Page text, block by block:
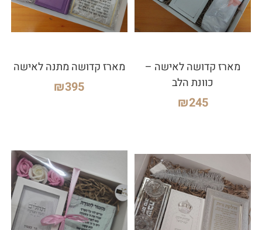
מארז קדושה לאישה –
כוונת הלב
₪245
מארז קדושה מתנה לאישה
₪395